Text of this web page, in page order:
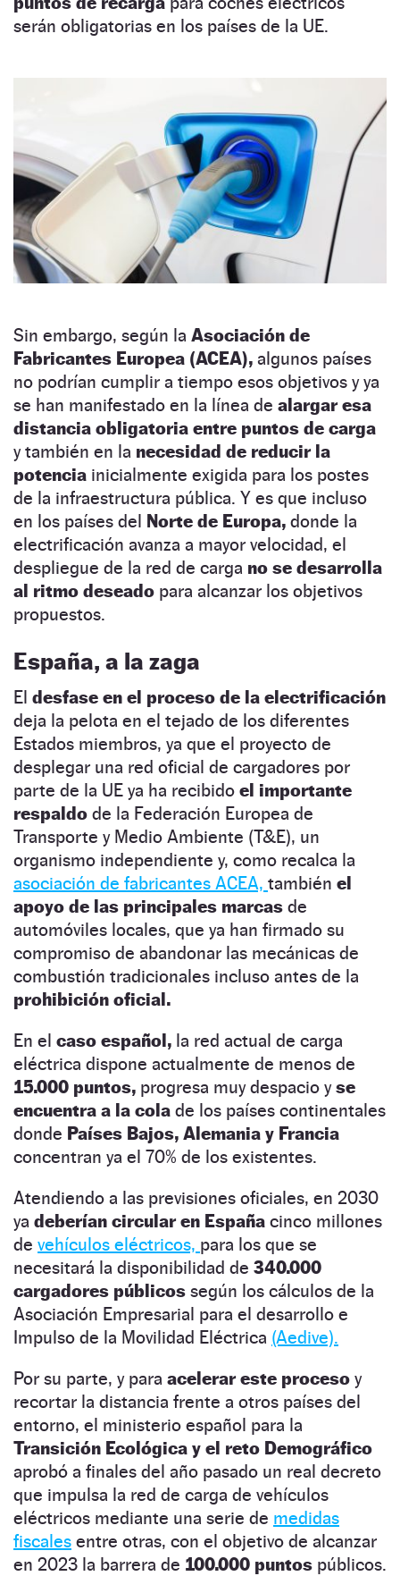
serán obligatorias en los países de la UE.
Sin embargo, según la Asociación de
Fabricantes Europea (ACEA), algunos países
no podrían cumplir a tiempo esos objetivos y ya
se han manifestado en la línea de alargar esa
distancia obligatoria entre puntos de carga
y también en la necesidad de reducir la
potencia inicialmente exigida para los postes
de la infraestructura pública. Y es que incluso
en los países del Norte de Europa, donde la
electrificación avanza a mayor velocidad, el
despliegue de la red de carga no se desarrolla
al ritmo deseado para alcanzar los objetivos
propuestos.
España, a la zaga
El desfase en el proceso de la electrificación
deja la pelota en el tejado de los diferentes
Estados miembros, ya que el proyecto de
desplegar una red oficial de cargadores por
parte de la UE ya ha recibido el importante
respaldo de la Federación Europea de
Transporte y Medio Ambiente (T&E), un
organismo independiente y, como recalca la
asociación de fabricantes ACEA, también el
apoyo de las principales marcas de
automóviles locales, que ya han firmado su
compromiso de abandonar las mecánicas de
combustión tradicionales incluso antes de la
prohibición oficial.
En el caso español, la red actual de carga
eléctrica dispone actualmente de menos de
15.000 puntos, progresa muy despacio yse
encuentra a la cola de los países continentales
donde Países Bajos, Alemania y Francia
concentran ya el 70% de los existentes.
Atendiendo a las previsiones oficiales, en 2030
ya deberían circular en España cinco millones
de vehículos eléctricos, para los que se
necesitará la disponibilidad de 340.000
cargadores públicos según los cálculos de la
Asociación Empresarial para el desarrollo e
Impulso de la Movilidad Eléctrica (Aedive).
Por su parte, y para acelerar este proceso y
recortar la distancia frente a otros países del
entorno, el ministerio español para la
Transición Ecológica y el reto Demográfico
aprobó a finales del año pasado un real decreto
que impulsa la red de carga de vehículos
eléctricos mediante una serie de medidas
fiscales entre otras, con el objetivo de alcanzar
en 2023 la barrera de 100.000 puntos públicos.